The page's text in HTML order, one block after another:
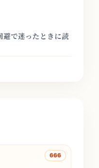
避で迷ったときに読
666